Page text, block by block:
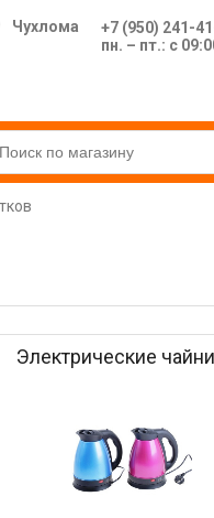
Чухлома
+7 (950) 241-
пн. – пт.: с
Электрические